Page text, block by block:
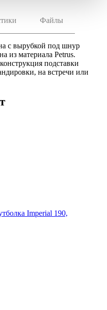
с вырубкой под шнур
из материала Petrus.
подставки
на встречи или
Файлы
Corel Draw
Adobe Illustrator
Imperial 190,